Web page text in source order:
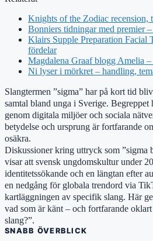
Knights of the Zodiac recension,
Bonniers tidningar med premier
Klairs Supple Preparation Facial
fördelar
Magdalena Graaf blogg Amelia
Ni lyser i mörkret – handling,
Slangtermen ”sigma” har på kort tid
samtal bland unga i Sverige.
genom digitala miljöer och sociala
betydelse och ursprung är fortfarande
osäkra.
Diskussioner kring uttryck som ”sigma
visar att svensk ungdomskultur under
identitetssökande och en längtan efter
en nedgång för globala trendord via
kartläggningen av specifik slang. Här
vad som är känt – och fortfarande
slang?”.
SNABB ÖVERBLICK